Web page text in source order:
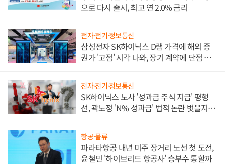
으로 다시 출시, 최고 연 2.0% 금리
전자·전기·정보통신
삼성전자 SK하이닉스 D램 가격에 해외 증
권가 '고점' 시각 나와, 장기 계약에 단점 부
전자·전기·정보통신
SK하이닉스 노사 '성과급 주식 지급' 평행
선, 곽노정 'N% 성과급' 법적 논란 벗을지 주
항공·물류
파라타항공 내년 미주 장거리 노선 첫 도전,
윤철민 '하이브리드 항공사' 승부수 통할까